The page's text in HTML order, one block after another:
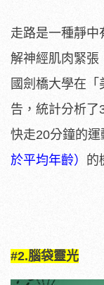
走路是一種靜中
解神經肌肉緊張
國劍橋大學在
告，統計分析了
快走20分鐘的運
於平均年齡） 的
#2.腦袋靈光